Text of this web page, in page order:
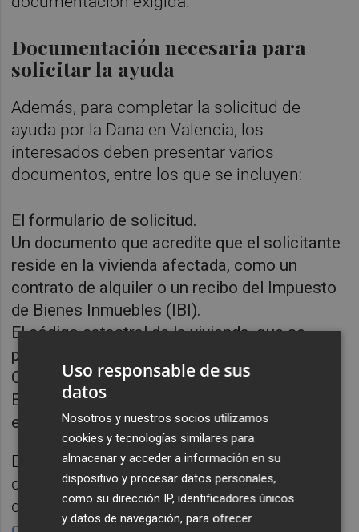
Documentación necesaria para
solicitar la ayuda
Además, para completar la solicitud de
ayuda por la Dana en Valencia, los
interesados deben presentar varios
documentos, entre los que se incluyen:
El formulario de solicitud.
Un documento que acredite que el solicitante
reside en la vivienda afectada, como un
contrato de alquiler o un recibo del Impuesto
de Bienes Inmuebles (IBI).
El código catastral de la vivienda, que se
puede consultar en la página web oficial del
Catastro.
El IBAN de la cuenta bancaria, que deberá
estar a nombre del solicitante de la ayuda.
En el caso de haber perdido la
documentación que demuestre la propiedad
de la vivienda, elColegio de Registradores
Uso responsable de sus
datos
Nosotros y nuestros socios utilizamos
cookies y tecnologías similares para
almacenar y acceder a información en su
dispositivo y procesar datos personales,
como su dirección IP, identificadores únicos
y datos de navegación, para ofrecer